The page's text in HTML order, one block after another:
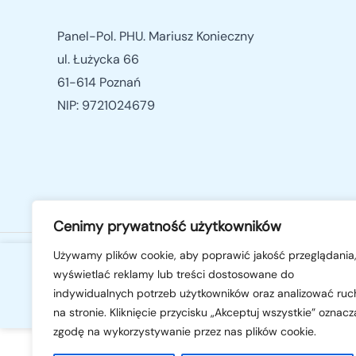
Cenimy prywatność użytkowników
Używamy plików cookie, aby poprawić jakość przeglądania,
wyświetlać reklamy lub treści dostosowane do
indywidualnych potrzeb użytkowników oraz analizować
na stronie. Kliknięcie przycisku „Akceptuj wszystkie”
zgodę na wykorzystywanie przez nas plików cookie.
Panel-Pol. PHU. Mariusz Konieczny
ul. Łużycka 66
61-614 Poznań
NIP: 9721024679
360,00zł
-
ilość
Mata
grzejna
pod
+ DODAJ DO KOSZYKA